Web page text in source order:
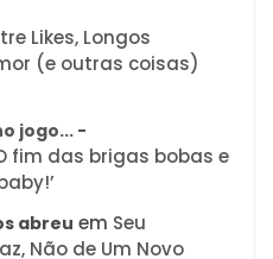
Likes, Longos
(e outras coisas)
jogo... -
fim das brigas bobas e
abreu em Seu
Não de Um Novo